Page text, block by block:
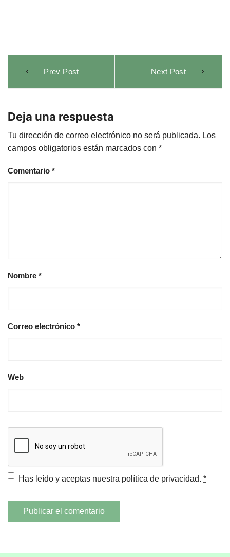
Prev Post Next Post
Deja una respuesta
Tu dirección de correo electrónico no será publicada. Los
campos obligatorios están marcados con *
Comentario *
Nombre *
Correo electrónico *
Web
Has leído y aceptas nuestra política de privacidad. *